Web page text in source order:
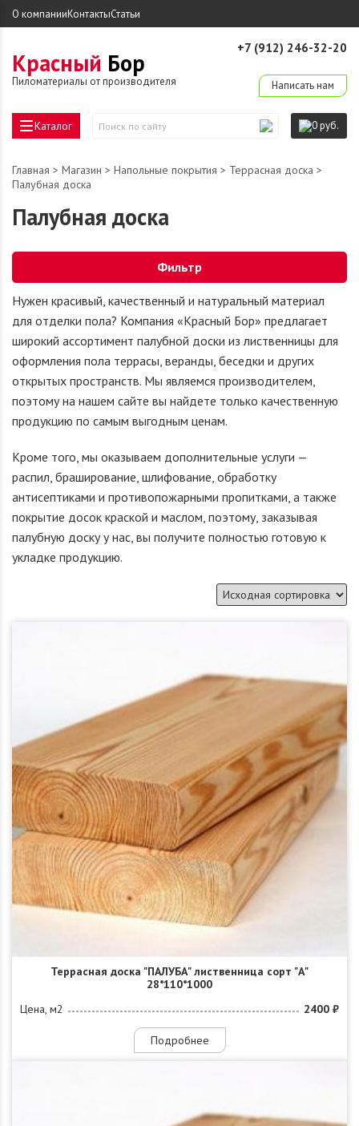
О компанииКонтактыСтатьи
Красный Бор
Пиломатериалы от производителя
+7 (912) 246-32-20
Написать нам
Каталог
Поиск
сайту
0 руб.
Главная > Магазин > Напольные покрытия > Террасная доска >
Палубная доска
Палубная доска
Фильтр
Нужен красивый, качественный и натуральный материал
для отделки пола? Компания «Красный Бор» предлагает
широкий ассортимент палубной доски из лиственницы для
оформления пола террасы, веранды, беседки и других
открытых пространств. Мы являемся производителем,
поэтому на нашем сайте вы найдете только качественную
продукцию по самым выгодным ценам.
Кроме того, мы оказываем дополнительные услуги —
распил, браширование, шлифование, обработку
антисептиками и противопожарными пропитками, а также
покрытие досок краской и маслом, поэтому, заказывая
палубную доску у нас, вы получите полностью готовую к
укладке продукцию.
Террасная доска "ПАЛУБА" лиственница сорт "А"
28*110*1000
Цена, м2
2400 ₽
Подробнее